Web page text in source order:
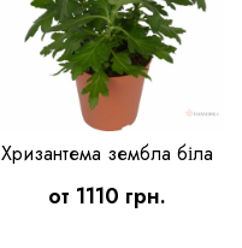
Хризантема зембла біла
от 1110 грн.